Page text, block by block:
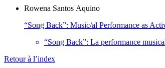
Rowena Santos Aquino
“Song Back”: Music/al Performance as
“Song Back”: La performance
Retour à l’index